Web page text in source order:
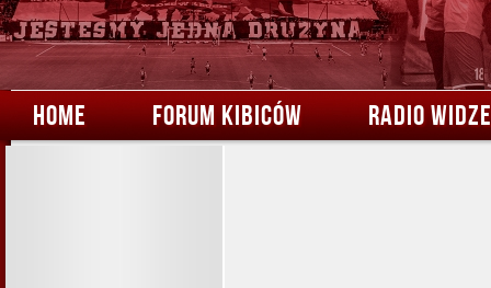
HOME FORUM KIBICÓW RADIO